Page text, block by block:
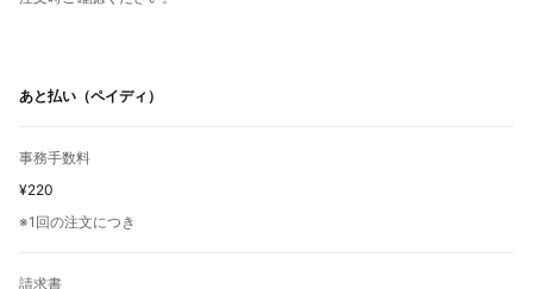
あと払い（ペイディ）
事務手数料
¥220
※1回の注文につき
請求書